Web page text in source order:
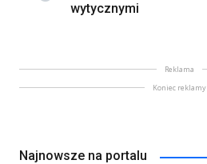
wytycznymi
Reklama
Koniec reklamy
Najnowsze na portalu